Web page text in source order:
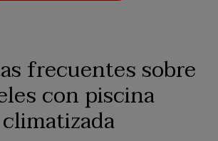
frecuentes sobre
con piscina
climatizada